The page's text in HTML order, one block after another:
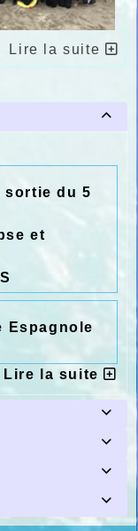

sortie du 5
et
Espagnole
Lire la suite




Lire la suite